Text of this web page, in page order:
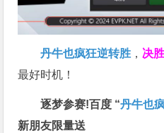
丹牛也疯狂逆转胜 ， 决
最好时机！
逐梦参赛!百度 “丹牛也
新朋友限量送